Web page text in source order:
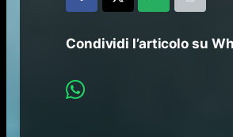
Condividi l’articolo su